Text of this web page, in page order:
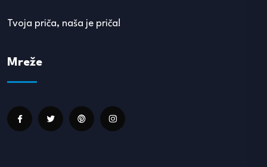
Tvoja priča, naša je priča!
Mreže